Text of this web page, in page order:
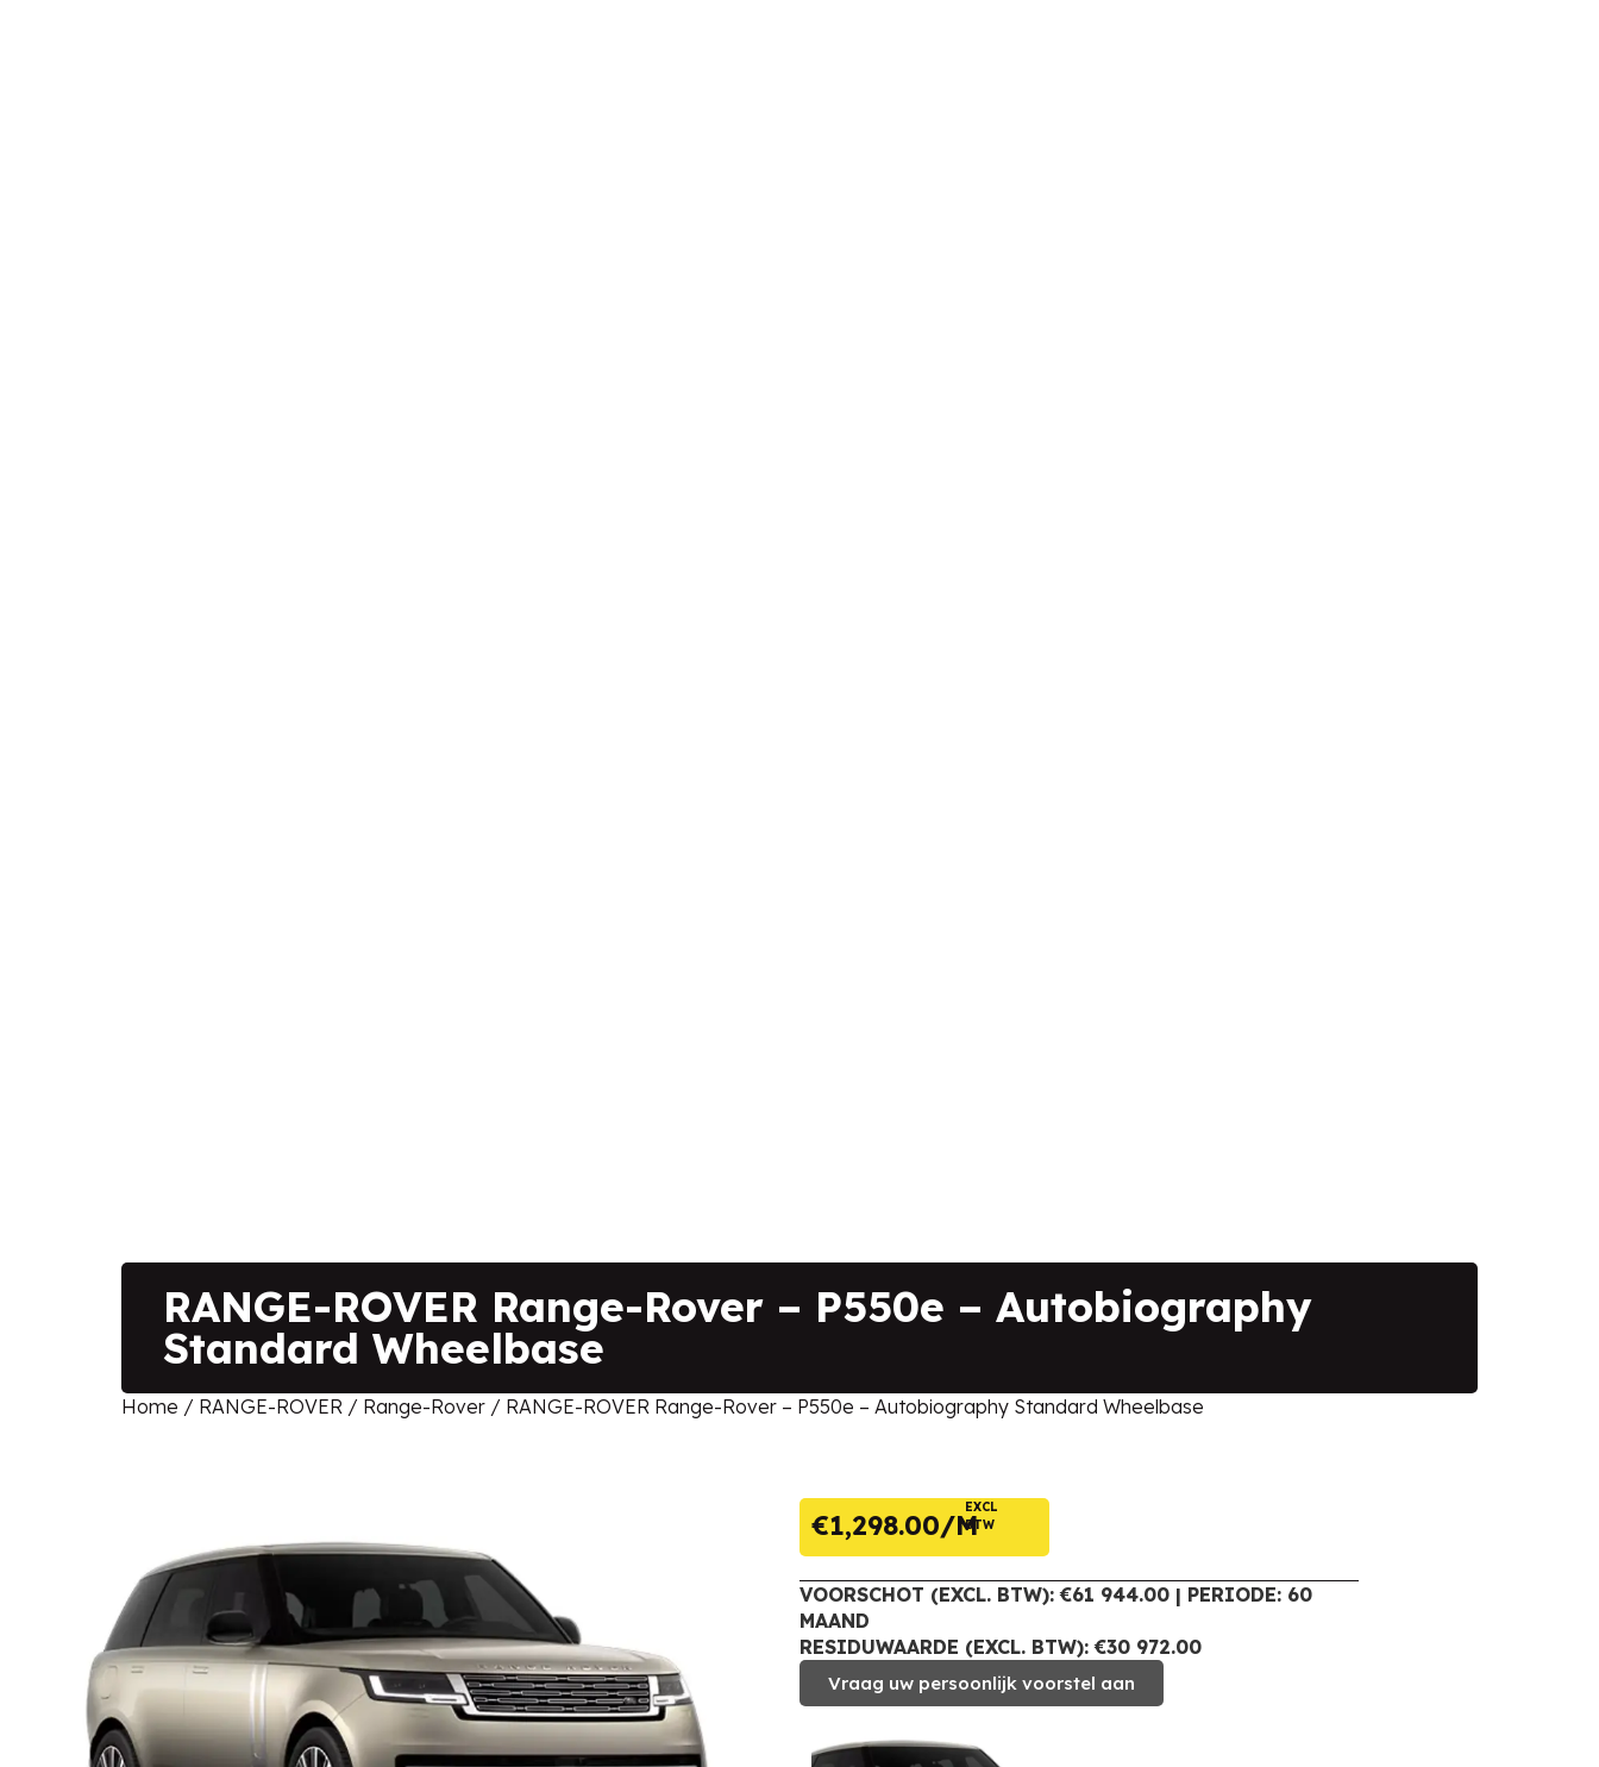
RANGE-ROVER Range-Rover – P550e – Autobiography
Standard Wheelbase
Home / RANGE-ROVER / Range-Rover / RANGE-ROVER Range-Rover – P550e – Autobiography Standard Wheelbase
€1,298.00
EXCL
BTW
VOORSCHOT (EXCL. BTW): €61 944.00 | PERIODE: 60
MAAND
RESIDUWAARDE (EXCL. BTW): €30 972.00
Vraag uw persoonlijk voorstel aan